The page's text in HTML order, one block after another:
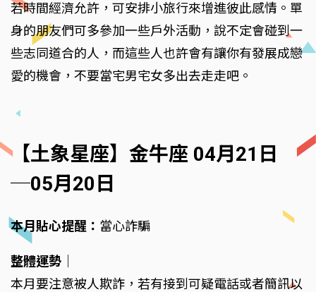
若時間經濟允許，可安排小旅行來增進彼此感情。單
身的朋友們可多參加一些戶外活動，說不定會碰到一
些志同道合的人，而這些人也許會有讓你有發展成戀
愛的機會，不要當宅男宅女多出去走走吧。
【土象星座】金牛座 04月21日
─05月20日
本月貼心提醒： 當心詐騙
整體運勢
本月要注意被人欺詐，若有接到可疑電話或者簡訊以